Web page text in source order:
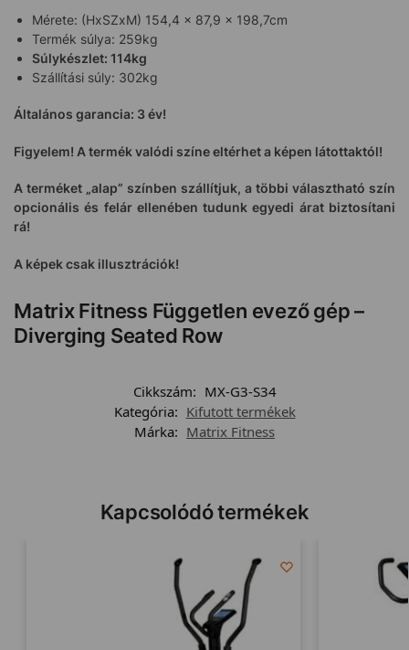
Mérete: (HxSZxM) 154,4 x 87,9 x 198,7cm
Termék súlya: 259kg
Súlykészlet: 114kg
Szállítási súly: 302kg
Általános garancia: 3 év!
Figyelem! A termék valódi színe eltérhet a képen látottaktól!
A terméket „alap” színben szállítjuk, a többi választható szín
opcionális és felár ellenében tudunk egyedi árat biztosítani
rá!
A képek csak illusztrációk!
Matrix Fitness Független evező gép –
Diverging Seated Row
Cikkszám: MX-G3-S34
Kategória: Kifutott termékek
Márka: Matrix Fitness
Kapcsolódó termékek